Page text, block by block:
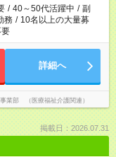
/ 40～50代活躍中 / 副
務 / 10名以上の大量募
詳細へ
業部 （医療福祉介護関連）
掲載日：2026.07.31